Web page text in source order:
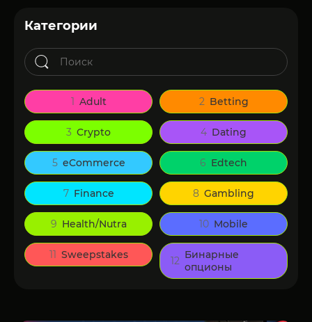
Категории
1 Adult 2 Betting
3 Crypto 4 Dating
5 eCommerce 6 Edtech
7 Finance 8 Gambling
9 Health/Nutra 10 Mobile
11 Sweepstakes 12 Бинарные
опционы